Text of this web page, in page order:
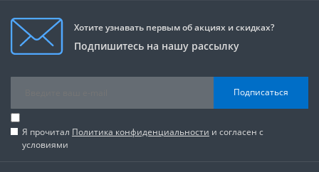
Хотите узнавать первым об акциях и скидках?
Подпишитесь на нашу рассылку
Подписаться
Я прочитал Политика конфиденциальности и согласен с
условиями